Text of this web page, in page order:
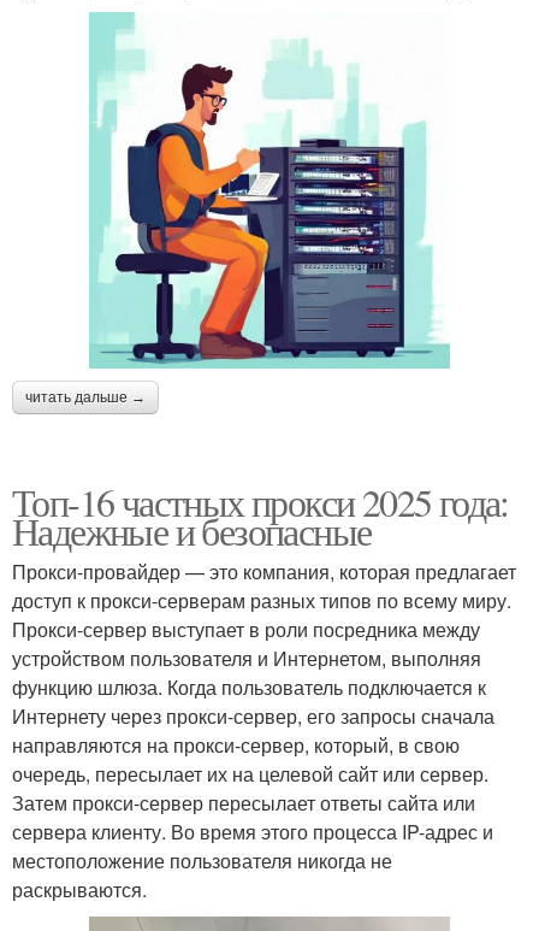
читать дальше →
Топ-16 частных прокси 2025 года:
Надежные и безопасные
Прокси-провайдер — это компания, которая предлагает
доступ к прокси-серверам разных типов по всему миру.
Прокси-сервер выступает в роли посредника между
устройством пользователя и Интернетом, выполняя
функцию шлюза. Когда пользователь подключается к
Интернету через прокси-сервер, его запросы сначала
направляются на прокси-сервер, который, в свою
очередь, пересылает их на целевой сайт или сервер.
Затем прокси-сервер пересылает ответы сайта или
сервера клиенту. Во время этого процесса IP-адрес и
местоположение пользователя никогда не
раскрываются.